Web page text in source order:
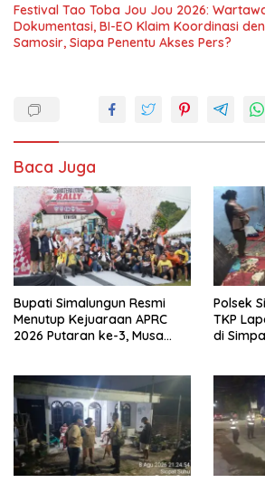
Festival Tao Toba Jou Jou 2026:
Dokumentasi, BI-EO Klaim Koordinasi
Samosir, Siapa Penentu Akses Pers?
Baca Juga
Bupati Simalungun Resmi
Menutup Kejuaraan APRC
2026 Putaran ke-3, Musa
Polsek
TKP
di